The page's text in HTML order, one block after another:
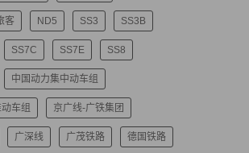
客 ND5 SS3 SS3B
SS7C SS7E SS8
中国动力集中动车组
车组 京广线-广铁集团
广深线 广茂铁路 德国铁路